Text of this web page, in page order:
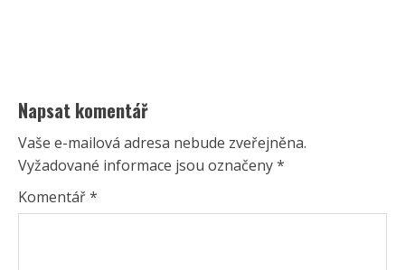
Napsat komentář
Vaše e-mailová adresa nebude zveřejněna.
Vyžadované informace jsou označeny*
Komentář*